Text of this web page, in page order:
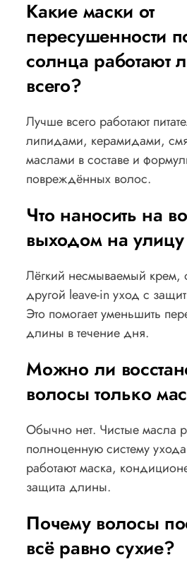
Какие маски от
пересушенности
солнца работают
всего?
Лучше всего работают
липидами, керамидами,
маслами в составе и
повреждённых волос.
Что наносить на
выходом на
Лёгкий несмываемый
другой leave-in уход с
Это помогает уменьшить
длины в течение дня.
Можно ли
волосы только
Обычно нет. Чистые масла
полноценную систему
работают маска,
защита длины.
Почему волосы
всё равно сухие?